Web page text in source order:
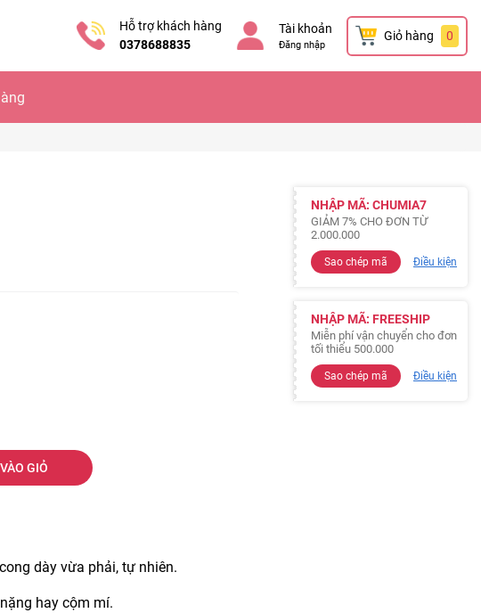
Hỗ trợ khách hàng
0378688835
Tài khoản
Đăng nhập
Giỏ hàng 0
GIỎ
dày vừa phải, tự nhiên.
hay cộm mí.
NHẬP MÃ: CHUMIA7
GIẢM 7% CHO ĐƠN TỪ
2.000.000
Sao chép mã Điều kiện
NHẬP MÃ: FREESHIP
Miễn phí vận chuyển cho đơn
tối thiểu 500.000
Sao chép mã Điều kiện